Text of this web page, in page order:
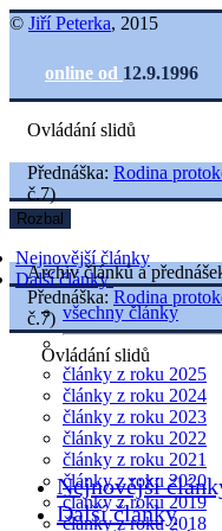
© Jiří Peterka, 2015
online od 12.9.1996
Ovládání slidů
Nejnovější články
Další články
všechny články
články z roku 2025
články z roku 2024
články z roku 2023
články z roku 2022
články z roku 2021
články z roku 2020
články z roku 2019
články z roku 2018
Přednáška: Rodina
č.7)
Rozbal
Archiv článků a
Přednáška: Rodina
č.7)
Ovládání slidů
Nejnovější
Další články